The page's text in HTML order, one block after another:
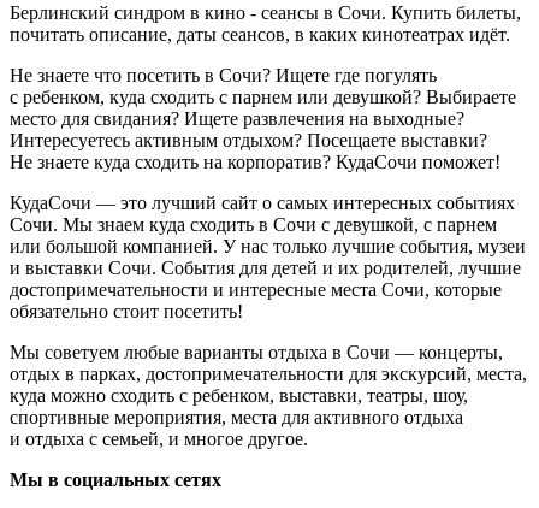
Берлинский синдром в кино - сеансы в Сочи. Купить билеты,
почитать описание, даты сеансов, в каких кинотеатрах идёт.
Не знаете что посетить в Сочи? Ищете где погулять
с ребенком, куда сходить с парнем или девушкой? Выбираете
место для свидания? Ищете развлечения на выходные?
Интересуетесь активным отдыхом? Посещаете выставки?
Не знаете куда сходить на корпоратив? КудаСочи поможет!
КудаСочи — это лучший сайт о самых интересных событиях
Сочи. Мы знаем куда сходить в Сочи с девушкой, с парнем
или большой компанией. У нас только лучшие события, музеи
и выставки Сочи. События для детей и их родителей, лучшие
достопримечательности и интересные места Сочи, которые
обязательно стоит посетить!
Мы советуем любые варианты отдыха в Сочи — концерты,
отдых в парках, достопримечательности для экскурсий, места,
куда можно сходить с ребенком, выставки, театры, шоу,
спортивные мероприятия, места для активного отдыха
и отдыха с семьей, и многое другое.
Мы в социальных сетях